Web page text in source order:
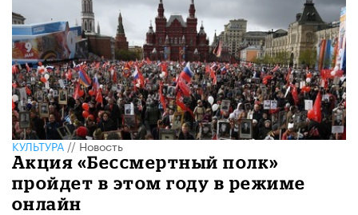
КУЛЬТУРА//Новость
Акция «Бессмертный полк»
пройдет в этом году в режиме
онлайн